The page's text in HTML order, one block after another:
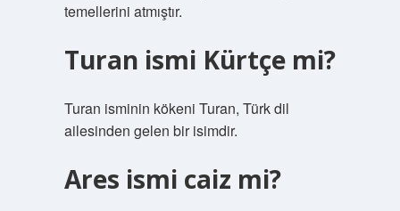
temellerini atmıştır.
Turan ismi Kürtçe mi?
Turan isminin kökeni Turan, Türk dil
ailesinden gelen bir isimdir.
Ares ismi caiz mi?